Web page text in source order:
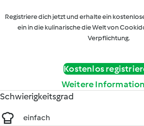
Registriere dich jetzt und erhalte ein
ein in die kulinarische die Welt von
Verpflichtung.
Kostenlos
Weitere
Schwierigkeitsgrad
einfach